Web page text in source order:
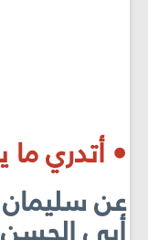
• أتدري
عن